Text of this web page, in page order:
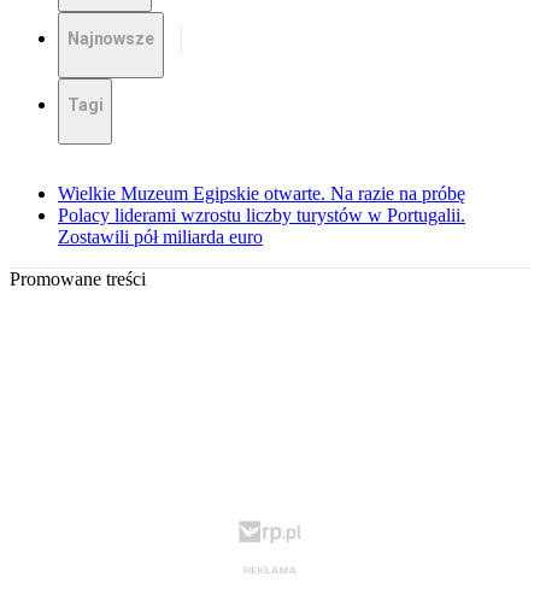
Najnowsze
Tagi
Wielkie Muzeum Egipskie otwarte. Na razie na próbę
Polacy liderami wzrostu liczby turystów w Portugalii.
Zostawili pół miliarda euro
Promowane treści